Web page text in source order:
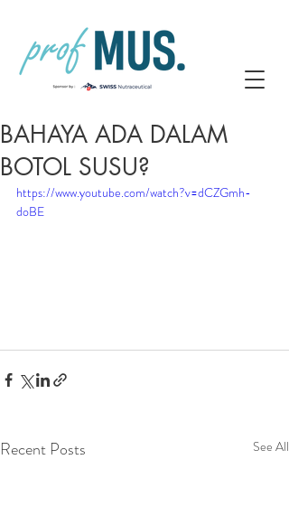
BAHAYA ADA DALAM
BOTOL SUSU?
https://www.youtube.com/watch?v=dCZGmh-
doBE
Recent Posts See All